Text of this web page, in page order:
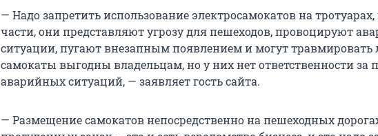
— Надо запретить использование электросамокатов на
части, они представляют угрозу для пешеходов, провоцируют
ситуации, пугают внезапным появлением и могут травмировать
самокаты выгодны владельцам, но у них нет ответственности за
аварийных ситуаций, — заявляет гость сайта.
— Размещение самокатов непосредственно на пешеходных